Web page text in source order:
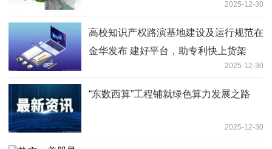
2025-12-30
高校知识产权路演基地建设及运行规范在
金华发布 建好平台，助专利快上货架
2025-12-30
“东数西算”工程铺就绿色算力发展之路
2025-12-30